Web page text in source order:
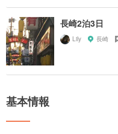
長崎2泊3日
Lily 長崎
基本情報